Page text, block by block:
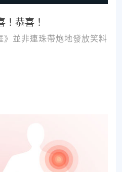
恭喜！
》並非連珠帶炮地發放笑料